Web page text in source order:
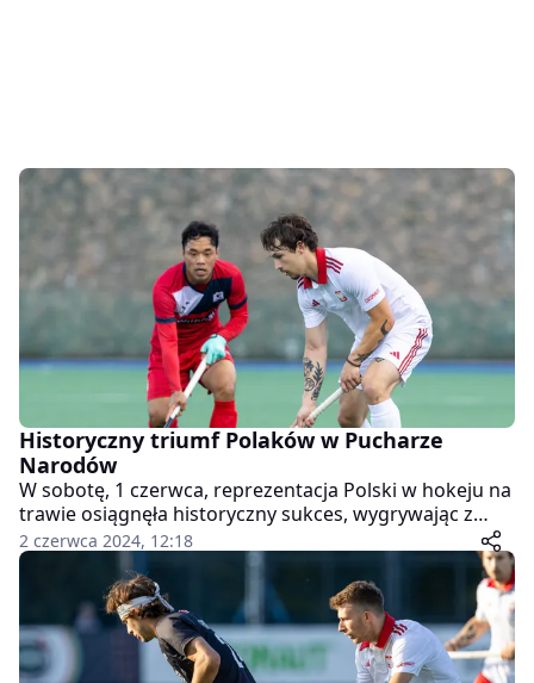
Historyczny triumf Polaków w Pucharze
Narodów
W sobotę, 1 czerwca, reprezentacja Polski w hokeju na
trawie osiągnęła historyczny sukces, wygrywając z
Koreą Południową 1:0 w drugim meczu Pucharu
Narodów rozgrywanego w Gnieźnie. To pierwsze
zwycięstwo Polaków w tym prestiżowym turnieju na
arenie międzynarodowej.
2 czerwca 2024, 12:18